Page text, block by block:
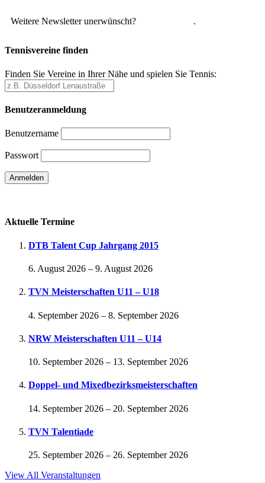
Weitere Newsletter unerwünscht? .
Tennisvereine finden
Finden Sie Vereine in Ihrer Nähe und spielen Sie Tennis:
Benutzeranmeldung
Benutzername
Passwort
Aktuelle Termine
DTB Talent Cup Jahrgang 2015
6. August 2026 – 9. August 2026
TVN Meisterschaften U11 – U18
4. September 2026 – 8. September 2026
NRW Meisterschaften U11 – U14
10. September 2026 – 13. September 2026
Doppel- und Mixedbezirksmeisterschaften
14. September 2026 – 20. September 2026
TVN Talentiade
25. September 2026 – 26. September 2026
View All Veranstaltungen